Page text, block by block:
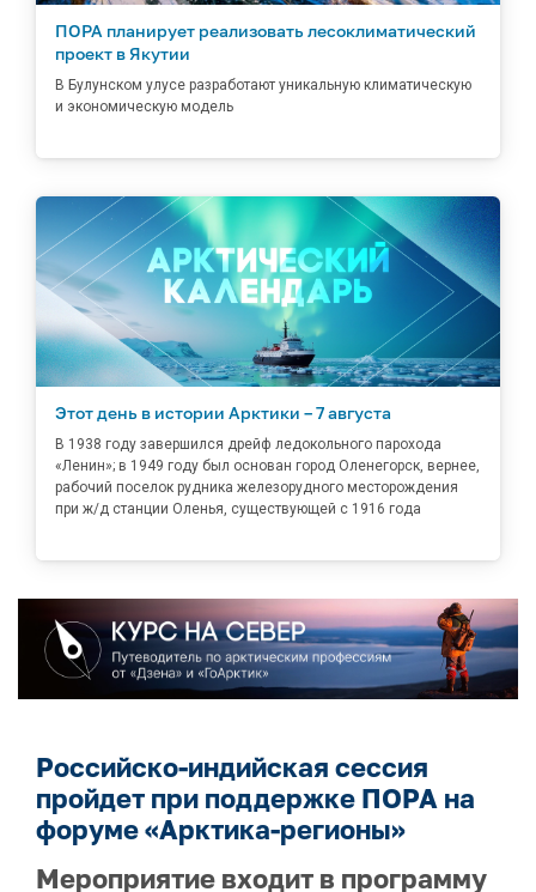
ПОРА планирует реализовать лесоклиматический
проект в Якутии
В Булунском улусе разработают уникальную климатическую
и экономическую модель
Этот день в истории Арктики – 7 августа
В 1938 году завершился дрейф ледокольного парохода
«Ленин»; в 1949 году был основан город Оленегорск, вернее,
рабочий поселок рудника железорудного месторождения
при ж/д станции Оленья, существующей с 1916 года
Российско-индийская сессия
пройдет при поддержке ПОРА на
форуме «Арктика-регионы»
Мероприятие входит в программу